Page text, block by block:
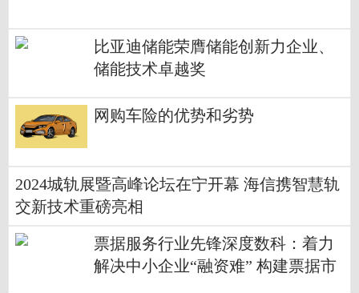
比亚迪储能荣膺储能创新力企业、
储能技术卓越奖
网购车险的优势和劣势
2024城轨展暨高峰论坛在宁开幕 海信携智慧轨
交新技术重磅亮相
票据服务行业先锋深度数科：着力
解决中小企业“融资难” 构建票据市